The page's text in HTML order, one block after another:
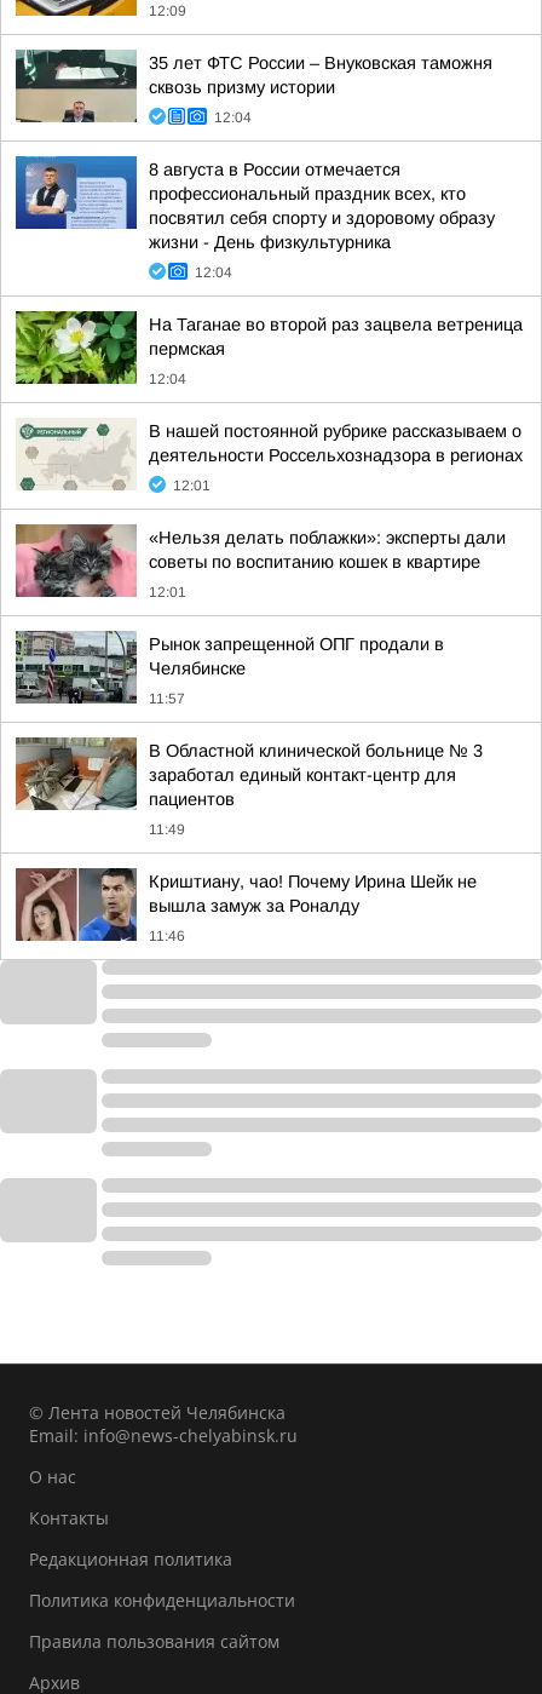
12:09
35 лет ФТС России – Внуковская таможня
сквозь призму истории
12:04
8 августа в России отмечается
профессиональный праздник всех, кто
посвятил себя спорту и здоровому образу
жизни - День физкультурника
12:04
На Таганае во второй раз зацвела ветреница
пермская
12:04
В нашей постоянной рубрике рассказываем о
деятельности Россельхознадзора в регионах
12:01
«Нельзя делать поблажки»: эксперты дали
советы по воспитанию кошек в квартире
12:01
Рынок запрещенной ОПГ продали в
Челябинске
11:57
В Областной клинической больнице № 3
заработал единый контакт-центр для
пациентов
11:49
Криштиану, чао! Почему Ирина Шейк не
вышла замуж за Роналду
11:46
© Лента новостей Челябинска
Email: info@news-chelyabinsk.ru
О нас
Контакты
Редакционная политика
Политика конфиденциальности
Правила пользования сайтом
Архив